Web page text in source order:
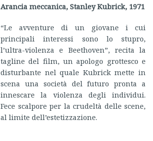
Arancia meccanica, Stanley Kubrick, 1971
“Le avventure di un giovane i cui
principali interessi sono lo stupro,
l’ultra-violenza e Beethoven”, recita la
tagline del film, un apologo grottesco e
disturbante nel quale Kubrick mette in
scena una società del futuro pronta a
innescare la violenza degli individui.
Fece scalpore per la crudeltà delle scene,
al limite dell’estetizzazione.